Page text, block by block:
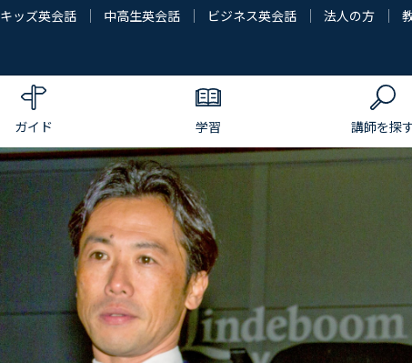
キッズ英会話 中高生英会話 ビジネス英会話 法人の方
ガイド 学習 講師を探